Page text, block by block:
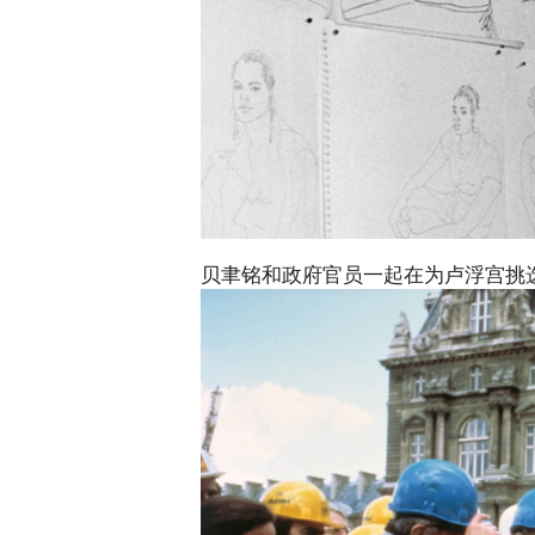
贝聿铭和政府官员一起在为卢浮宫挑